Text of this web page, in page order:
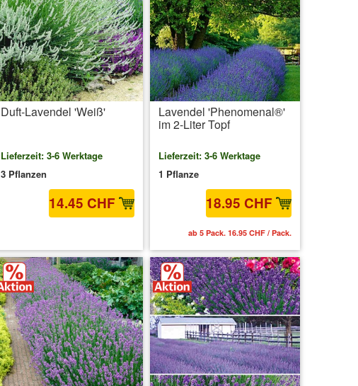
Duft-Lavendel 'Weiß'
Lieferzeit: 3-6 Werktage
3 Pflanzen
14.45 CHF
Lavendel 'Phenomenal®'
im 2-Liter Topf
Lieferzeit: 3-6 Werktage
1 Pflanze
18.95 CHF
ab 5 Pack. 16.95 CHF / Pack.